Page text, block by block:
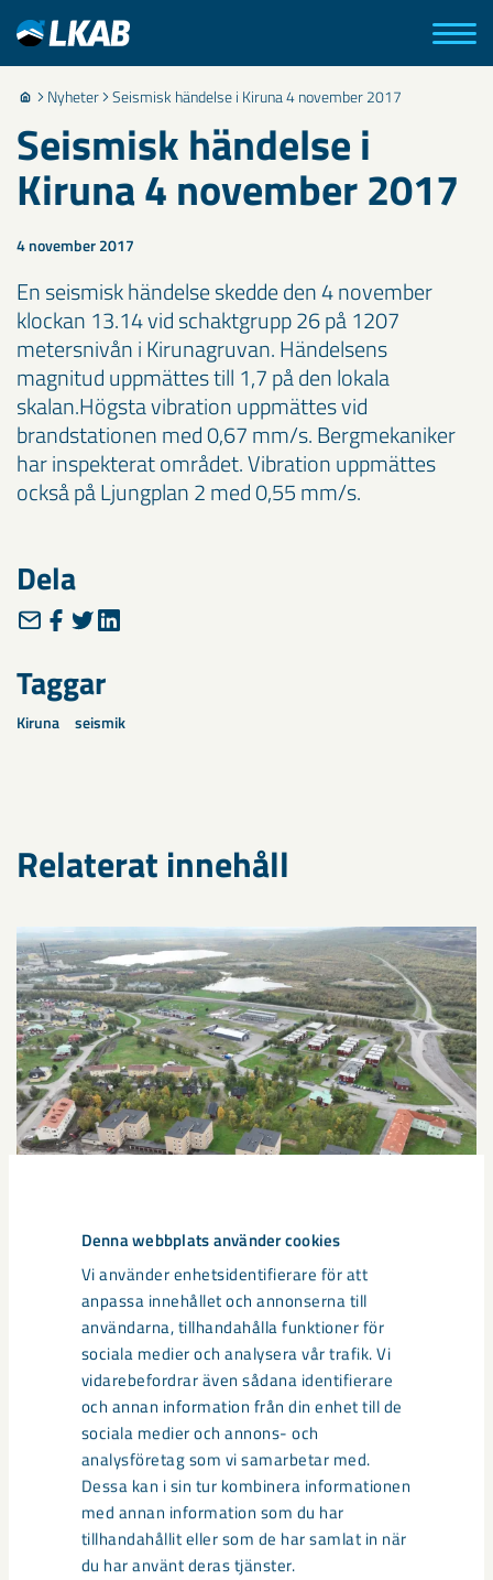
Denna webbplats använder cookies
Vi använder enhetsidentifierare för att
anpassa innehållet och annonserna till
användarna, tillhandahålla funktioner för
sociala medier och analysera vår trafik. Vi
vidarebefordrar även sådana identifierare
och annan information från din enhet till de
sociala medier och annons- och
analysföretag som vi samarbetar med.
Dessa kan i sin tur kombinera informationen
med annan information som du har
tillhandahållit eller som de har samlat in när
du har använt deras tjänster.
Nyheter Seismisk händelse i Kiruna 4 november 2017
Seismisk händelse i
Kiruna 4 november 2017
4 november 2017
En seismisk händelse skedde den 4 november
klockan 13.14 vid schaktgrupp 26 på 1207
metersnivån i Kirunagruvan. Händelsens
magnitud uppmättes till 1,7 på den lokala
skalan.Högsta vibration uppmättes vid
brandstationen med 0,67 mm/s. Bergmekaniker
har inspekterat området. Vibration uppmättes
också på Ljungplan 2 med 0,55 mm/s.
Dela
Taggar
Kiruna seismik
Relaterat innehåll
Sibirien-området i gamla Kiruna
centrum avvecklas under 2026
Under sommaren 2026 fortsätter avveckling av fastigheter i
gamla Kiruna centrum på grund av den pågående gruvdriften
– bland annat ...